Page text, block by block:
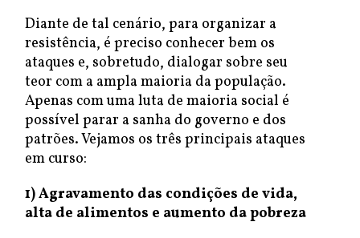
Diante de tal cenário, para organizar a
resistência, é preciso conhecer bem os
ataques e, sobretudo, dialogar sobre seu
teor com a ampla maioria da população.
Apenas com uma luta de maioria social é
possível parar a sanha do governo e dos
patrões. Vejamos os três principais ataques
em curso:
1) Agravamento das condições de vida,
alta de alimentos e aumento da pobreza